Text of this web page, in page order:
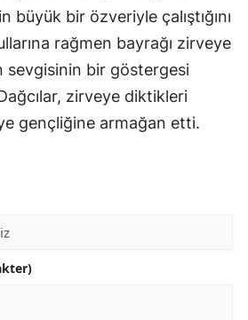
büyük bir özveriyle çalıştığını
rağmen bayrağı zirveye
sevgisinin bir göstergesi
zirveye diktikleri
gençliğine armağan etti.